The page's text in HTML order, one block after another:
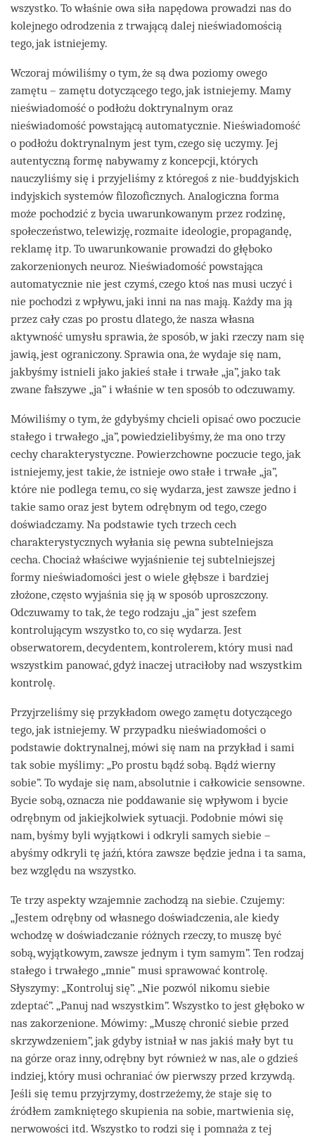
wszystko. To właśnie owa siła napędowa prowadzi nas do
kolejnego odrodzenia z trwającą dalej nieświadomością
tego, jak istniejemy.
Wczoraj mówiliśmy o tym, że są dwa poziomy owego
zamętu – zamętu dotyczącego tego, jak istniejemy. Mamy
nieświadomość o podłożu doktrynalnym oraz
nieświadomość powstającą automatycznie. Nieświadomość
o podłożu doktrynalnym jest tym, czego się uczymy. Jej
autentyczną formę nabywamy z koncepcji, których
nauczyliśmy się i przyjeliśmy z któregoś z nie-buddyjskich
indyjskich systemów filozoficznych. Analogiczna forma
może pochodzić z bycia uwarunkowanym przez rodzinę,
społeczeństwo, telewizję, rozmaite ideologie, propagandę,
reklamę itp. To uwarunkowanie prowadzi do głęboko
zakorzenionych neuroz. Nieświadomość powstająca
automatycznie nie jest czymś, czego ktoś nas musi uczyć i
nie pochodzi z wpływu, jaki inni na nas mają. Każdy ma ją
przez cały czas po prostu dlatego, że nasza własna
aktywność umysłu sprawia, że sposób, w jaki rzeczy nam się
jawią, jest ograniczony. Sprawia ona, że wydaje się nam,
jakbyśmy istnieli jako jakieś stałe i trwałe „ja”, jako tak
zwane fałszywe „ja” i właśnie w ten sposób to odczuwamy.
Mówiliśmy o tym, że gdybyśmy chcieli opisać owo poczucie
stałego i trwałego „ja”, powiedzielibyśmy, że ma ono trzy
cechy charakterystyczne. Powierzchowne poczucie tego, jak
istniejemy, jest takie, że istnieje owo stałe i trwałe „ja”,
które nie podlega temu, co się wydarza, jest zawsze jedno i
takie samo oraz jest bytem odrębnym od tego, czego
doświadczamy. Na podstawie tych trzech cech
charakterystycznych wyłania się pewna subtelniejsza
cecha. Chociaż właściwe wyjaśnienie tej subtelniejszej
formy nieświadomości jest o wiele głębsze i bardziej
złożone, często wyjaśnia się ją w sposób uproszczony.
Odczuwamy to tak, że tego rodzaju „ja” jest szefem
kontrolującym wszystko to, co się wydarza. Jest
obserwatorem, decydentem, kontrolerem, który musi nad
wszystkim panować, gdyż inaczej utraciłoby nad wszystkim
kontrolę.
Przyjrzeliśmy się przykładom owego zamętu dotyczącego
tego, jak istniejemy. W przypadku nieświadomości o
podstawie doktrynalnej, mówi się nam na przykład i sami
tak sobie myślimy: „Po prostu bądź sobą. Bądź wierny
sobie”. To wydaje się nam, absolutnie i całkowicie sensowne.
Bycie sobą, oznacza nie poddawanie się wpływom i bycie
odrębnym od jakiejkolwiek sytuacji. Podobnie mówi się
nam, byśmy byli wyjątkowi i odkryli samych siebie –
abyśmy odkryli tę jaźń, która zawsze będzie jedna i ta sama,
bez względu na wszystko.
Te trzy aspekty wzajemnie zachodzą na siebie. Czujemy:
„Jestem odrębny od własnego doświadczenia, ale kiedy
wchodzę w doświadczanie różnych rzeczy, to muszę być
sobą, wyjątkowym, zawsze jednym i tym samym”. Ten rodzaj
stałego i trwałego „mnie” musi sprawować kontrolę.
Słyszymy: „Kontroluj się”. „Nie pozwól nikomu siebie
zdeptać”. „Panuj nad wszystkim”. Wszystko to jest głęboko w
nas zakorzenione. Mówimy: „Muszę chronić siebie przed
skrzywdzeniem”, jak gdyby istniał w nas jakiś mały byt tu
na górze oraz inny, odrębny byt również w nas, ale o gdzieś
indziej, który musi ochraniać ów pierwszy przed krzywdą.
Jeśli się temu przyjrzymy, dostrzeżemy, że staje się to
źródłem zamkniętego skupienia na sobie, martwienia się,
nerwowości itd. Wszystko to rodzi się i pomnaża z tej